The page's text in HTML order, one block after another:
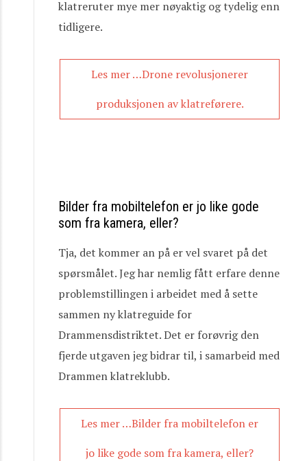
klatreruter mye mer nøyaktig og tydelig enn
tidligere.
Les mer …Drone revolusjonerer
produksjonen av klatreførere.
Bilder fra mobiltelefon er jo like gode
som fra kamera, eller?
Tja, det kommer an på er vel svaret på det
spørsmålet. Jeg har nemlig fått erfare denne
problemstillingen i arbeidet med å sette
sammen ny klatreguide for
Drammensdistriktet. Det er forøvrig den
fjerde utgaven jeg bidrar til, i samarbeid med
Drammen klatreklubb.
Les mer …Bilder fra mobiltelefon er
jo like gode som fra kamera, eller?